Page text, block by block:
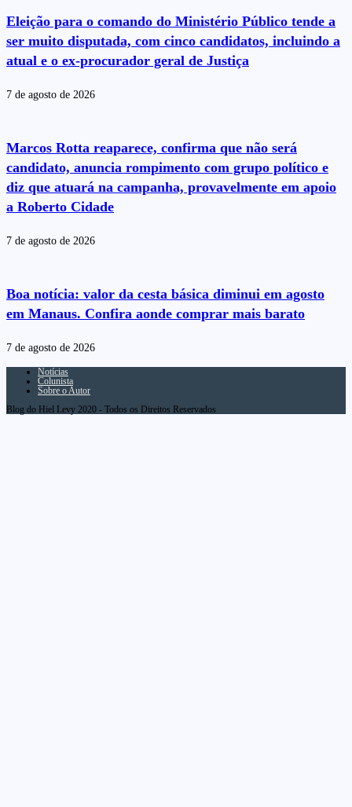
Eleição para o comando do Ministério Público tende a
ser muito disputada, com cinco candidatos, incluindo a
atual e o ex-procurador geral de Justiça
7 de agosto de 2026
Marcos Rotta reaparece, confirma que não será
candidato, anuncia rompimento com grupo político e
diz que atuará na campanha, provavelmente em apoio
a Roberto Cidade
7 de agosto de 2026
Boa notícia: valor da cesta básica diminui em agosto
em Manaus. Confira aonde comprar mais barato
7 de agosto de 2026
Notícias
Colunista
Sobre o Autor
Blog do Hiel Levy 2020 - Todos os Direitos Reservados